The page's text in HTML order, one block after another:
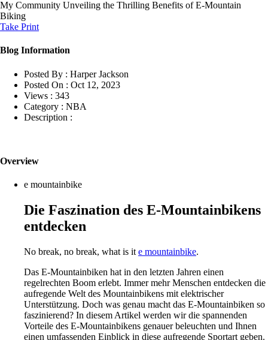
My Community Unveiling the Thrilling Benefits of E-Mountain
Biking
Take Print
Blog Information
Posted By : Harper Jackson
Posted On : Oct 12, 2023
Views : 343
Category : NBA
Description :
Overview
e mountainbike
Die Faszination des E-Mountainbikens
entdecken
No break, no break, what is it e mountainbike.
Das E-Mountainbiken hat in den letzten Jahren einen
regelrechten Boom erlebt. Immer mehr Menschen entdecken die
aufregende Welt des Mountainbikens mit elektrischer
Unterstützung. Doch was genau macht das E-Mountainbiken so
faszinierend? In diesem Artikel werden wir die spannenden
Vorteile des E-Mountainbikens genauer beleuchten und Ihnen
einen umfassenden Einblick in diese aufregende Sportart geben.